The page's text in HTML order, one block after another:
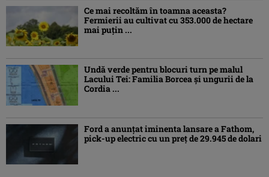
Ce mai recoltăm în toamna aceasta?
Fermierii au cultivat cu 353.000 de hectare
mai puțin ...
Undă verde pentru blocuri turn pe malul
Lacului Tei: Familia Borcea și ungurii de la
Cordia ...
Ford a anunțat iminenta lansare a Fathom,
pick-up electric cu un preț de 29.945 de dolari